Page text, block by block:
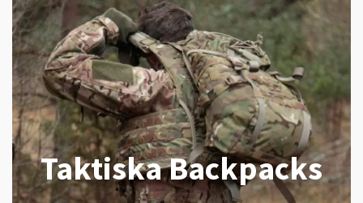
Taktiska Backpacks